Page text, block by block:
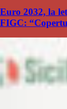
Euro 2032, la
FIGC: